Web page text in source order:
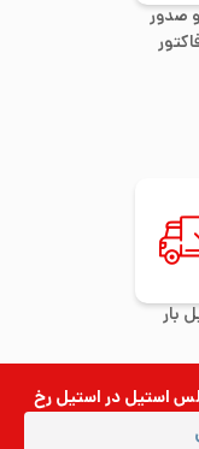
صدور
بار
استیلدر استیل رخ